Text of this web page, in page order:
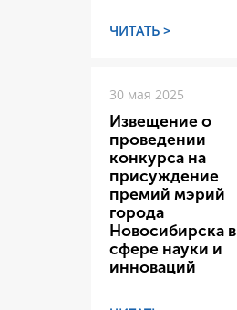
ЧИТАТЬ >
30 мая 2025
Извещение о
проведении
конкурса на
присуждение
премий мэрий
города
Новосибирска в
сфере науки и
инноваций